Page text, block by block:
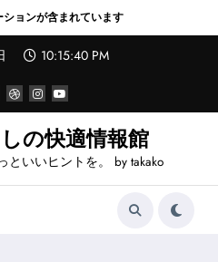
ョンが含まれています
10:15:42 PM
の快適情報館
といいヒントを。 by takako